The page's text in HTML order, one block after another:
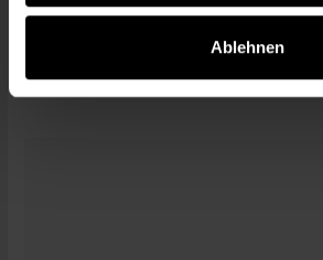
Ablehnen
Pack à 90
DèsCHF 73.55